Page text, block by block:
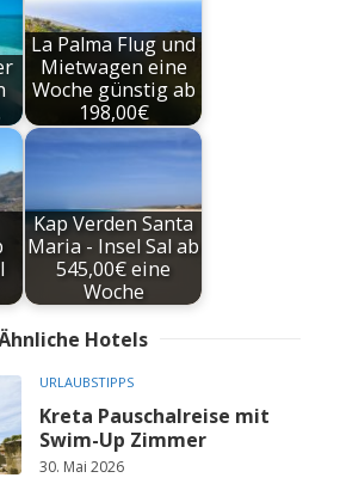
La Palma Flug und
Mietwagen eine
Woche günstig ab
198,00€
Kap Verden Santa
Maria - Insel Sal ab
545,00€ eine
Woche
Hotels
URLAUBSTIPPS
Kreta Pauschalreise mit
Swim-Up Zimmer
30. Mai 2026